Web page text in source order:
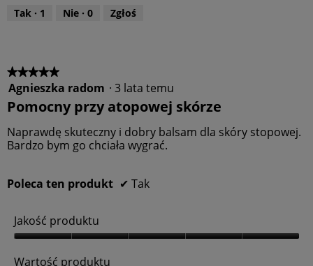
r
e
o
t
u
,
5
z
5
o
ś
o
d
u
k
t
u
,
z
5
Tak · 1 Nie · 0 Zgłoś
★★★★★
★★★★★
5
5
Agnieszka radom · 3 lata temu
Pomocny przy atopowej skórze
Naprawdę skuteczny i dobry balsam dla skóry stopowej.
Bardzo bym go chciała wygrać.
Poleca ten produkt ✔ Tak
Jakość produktu
a
Wartość produktu